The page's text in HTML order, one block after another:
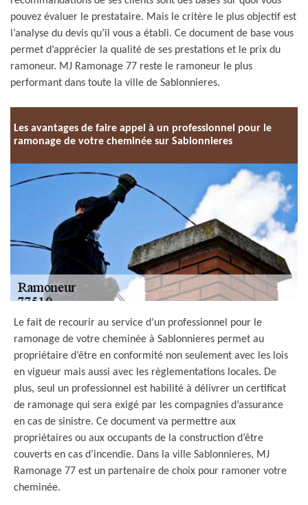
pouvez évaluer le prestataire. Mais le critère le plus objectif est
l’analyse du devis qu’il vous a établi. Ce document de base vous
permet d’apprécier la qualité de ses prestations et le prix du
ramoneur. MJ Ramonage 77 reste le ramoneur le plus
performant dans toute la ville de Sablonnieres.
Les avantages de faire appel à un professionnel pour le
ramonage de votre cheminée sur Sablonnieres
Le fait de recourir au service d’un professionnel pour le
ramonage de votre cheminée à Sablonnieres permet au
propriétaire d’être en conformité non seulement avec les lois
en vigueur mais aussi avec les règlementations locales. De
plus, seul un professionnel est habilité à délivrer un certificat
de ramonage qui sera exigé par les compagnies d’assurance
en cas de sinistre. Ce document va permettre aux
propriétaires ou aux occupants de la construction d’être
couverts en cas d’incendie. Dans la ville Sablonnieres, MJ
Ramonage 77 est un partenaire de choix pour ramoner votre
cheminée.